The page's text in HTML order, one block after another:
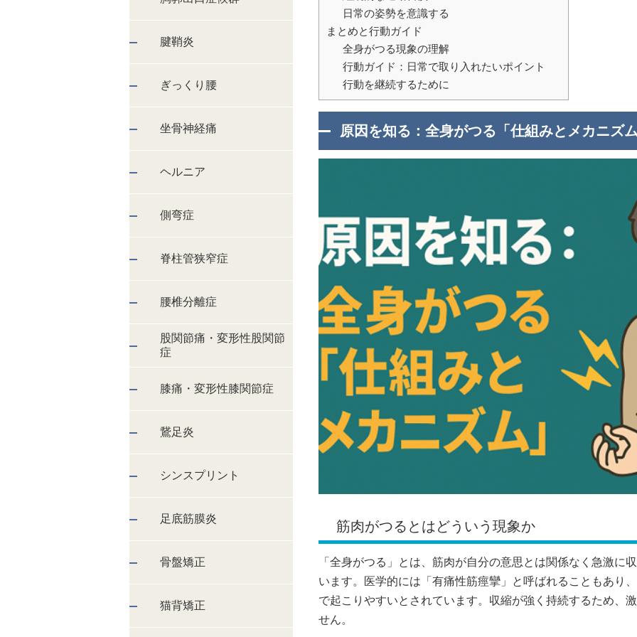
腱鞘炎
ぎっくり腰
坐骨神経痛
ヘルニア
側弯症
脊柱管狭窄症
腰椎分離症
股関節痛・変形性股関節
症
膝痛・変形性膝関節症
鵞足炎
シンスプリント
足底筋膜炎
骨盤矯正
猫背矯正
日常の姿勢を意識する
まとめと行動ガイド
全身がつる現象の理解
行動ガイド：日常で取り入れたいポイント
行動を継続するために
原因を知る：全身がつる「仕組みとメカニズ
筋肉がつるとはどういう現象か
「全身がつる」とは、筋肉が自分の意思とは関係なく急激に
います。医学的には「有痛性筋痙攣」と呼ばれることもあり
で起こりやすいとされています。収縮が強く持続するため、
せん。